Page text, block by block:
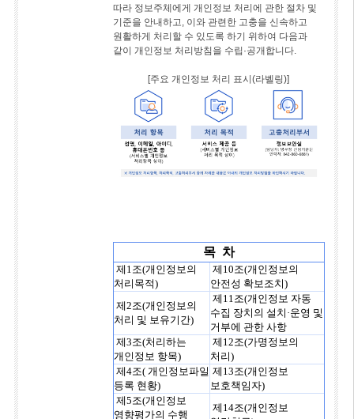
따라 정보주체에게 개인정보 처리에 관한 절차 및
기준을 안내하고, 이와 관련한 고충을 신속하고
원활하게 처리할 수 있도록 하기 위하여 다음과
같이 개인정보 처리방침을 수립·공개합니다.
[주요 개인정보 처리 표시(라벨링)]
목 차
제1조(개인정보의
처리목적)
제10조(개인정보의
안전성 확보조치)
제2조(개인정보의
처리 및 보유기간)
제11조(개인정보 자동
수집 장치의 설치·운영 및
거부에 관한 사항
제3조(처리하는
개인정보 항목)
제12조(가명정보의
처리)
제4조( 개인정보파일
등록 현황)
제13조(개인정보
보호책임자)
제5조(개인정보
영향평가의 수행
제14조(개인정보